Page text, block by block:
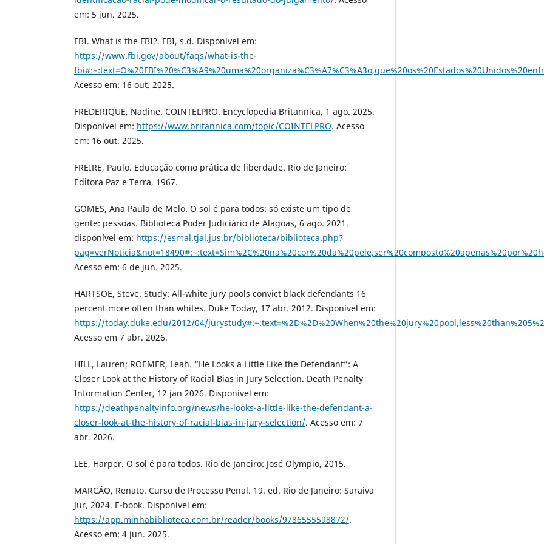
em: 5 jun. 2025.
FBI. What is the FBI?. FBI, s.d. Disponível em:
https://www.fbi.gov/about/faqs/what-is-the-
Acesso em: 16 out. 2025.
FREDERIQUE, Nadine. COINTELPRO. Encyclopedia Britannica, 1 ago. 2025.
Disponível em: https://www.britannica.com/topic/COINTELPRO. Acesso
em: 16 out. 2025.
FREIRE, Paulo. Educação como prática de liberdade. Rio de Janeiro:
Editora Paz e Terra, 1967.
GOMES, Ana Paula de Melo. O sol é para todos: só existe um tipo de
gente: pessoas. Biblioteca Poder Judiciário de Alagoas, 6 ago. 2021.
disponível em: https://esmal.tjal.jus.br/biblioteca/biblioteca.php?
Acesso em: 6 de jun. 2025.
HARTSOE, Steve. Study: All-white jury pools convict black defendants 16
percent more often than whites. Duke Today, 17 abr. 2012. Disponível em:
https://today.duke.edu/2012/04/
Acesso em 7 abr. 2026.
HILL, Lauren; ROEMER, Leah. “He Looks a Little Like the Defendant”: A
Closer Look at the History of Racial Bias in Jury Selection. Death Penalty
Information Center, 12 jan 2026. Disponível em:
https://deathpenaltyinfo.org/news/he-looks-a-little-like-the-defendant-a-
closer-look-at-the-history-of-racial-bias-in-jury-selection/. Acesso em: 7
abr. 2026.
LEE, Harper. O sol é para todos. Rio de Janeiro: José Olympio, 2015.
MARCÃO, Renato. Curso de Processo Penal. 19. ed. Rio de Janeiro: Saraiva
Jur, 2024. E-book. Disponível em:
https://app.minhabiblioteca.com.br/reader/books/9786555598872/.
Acesso em: 4 jun. 2025.